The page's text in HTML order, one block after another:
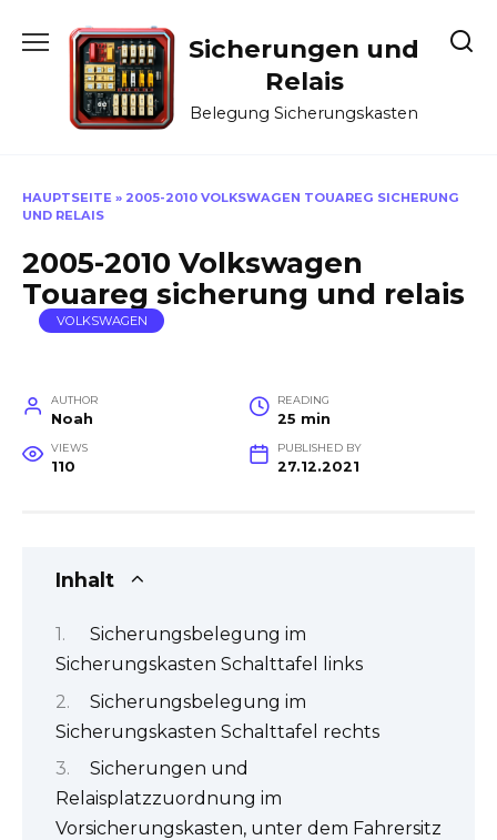
Sicherungen und
Relais
Belegung Sicherungskasten
HAUPTSEITE » 2005-2010 VOLKSWAGEN TOUAREG SICHERUNG
UND RELAIS
2005-2010 Volkswagen
Touareg sicherung und relais
VOLKSWAGEN
AUTHOR
Noah
READING
25 min
VIEWS
110
PUBLISHED BY
27.12.2021
Inhalt
Sicherungsbelegung im
Sicherungskasten Schalttafel links
Sicherungsbelegung im
Sicherungskasten Schalttafel rechts
Sicherungen und
Relaisplatzzuordnung im
Vorsicherungskasten, unter dem Fahrersitz